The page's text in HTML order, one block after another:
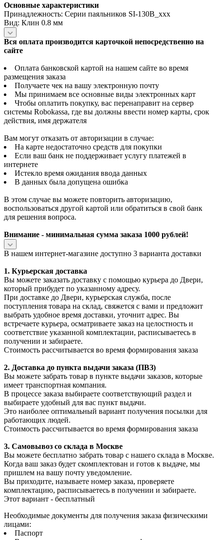
Основные характеристики
Принадлежность: Серии паяльников SI-130B_xxx
Вид: Клин 0.8 мм
Вся оплата производится карточкой непосредственно на
сайте
Оплата банковской картой на нашем сайте во время
размещения заказа
Получаете чек на вашу электронную почту
Мы принимаем все основные виды электронных карт
Чтобы оплатить покупку, вас перенаправит на сервер
системы Robokassa, где вы должны ввести номер карты, срок
действия, имя держателя
Вам могут отказать от авторизации в случае:
На карте недостаточно средств для покупки
Если ваш банк не поддерживает услугу платежей в
интернете
Истекло время ожидания ввода данных
В данных была допущена ошибка
В этом случае вы можете повторить авторизацию,
воспользоваться другой картой или обратиться в свой банк
для решения вопроса.
Внимание - минимальная сумма заказа 1000 рублей!
В нашем интернет-магазине доступно 3 варианта доставки
1. Курьерская доставка
Вы можете заказать доставку с помощью курьера до Двери,
который прибудет по указанному адресу.
При доставке до Двери, курьерская служба, после
поступления товара на склад, свяжется с вами и предложит
выбрать удобное время доставки, уточнит адрес. Вы
встречаете курьера, осматриваете заказ на целостность и
соответствие указанной комплектации, расписываетесь в
получении и забираете.
Стоимость рассчитывается во время формирования заказа
2. Доставка до пункта выдачи заказа (ПВЗ)
Вы можете забрать товар в пункте выдачи заказов, которые
имеет транспортная компания.
В процессе заказа выбираете соответствующий раздел и
выбираете удобный для вас пункт выдачи.
Это наиболее оптимальный вариант получения посылки для
работающих людей.
Стоимость рассчитывается во время формирования заказа
3. Самовывоз со склада в Москве
Вы можете бесплатно забрать товар с нашего склада в Москве.
Когда ваш заказ будет скомплектован и готов к выдаче, мы
пришлем на вашу почту уведомление.
Вы приходите, называете номер заказа, проверяете
комплектацию, расписываетесь в получении и забираете.
Этот вариант - бесплатный
Необходимые документы для получения заказа физическими
лицами:
Паспорт